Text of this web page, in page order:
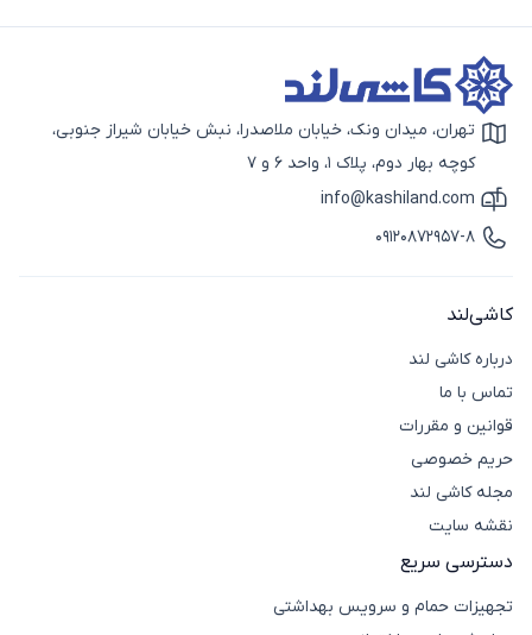
حلال و پاک کننده مواد روغنی و گریس
می‌شود. برخی الکل‌ها (ایزوپروپیل) در پاک کردن چربی‌های
است نیاز به حلال‌های تخصصی (استون یا متیل اتیل کتون)
باشد. الکل تنها حلال چربی نیست و ایزوپروپیل الکل و
گلیسیرین و پروپیلن گلیکول نیز حلال روغن صنعتی
هستند. برخی از ترکیبات استون، متیل اتیل کتون، تولوئن و
تری کلرواتیلن نیز حلال‌های بسیار قوی روغن و گریس
تجهیزات صنعتی و ماشین آلات استفاده می‌شوند. انتخاب
مواد پاک کننده و چربی‌زدا براساس سه ویژگی، عوارض کم برای
اپراتور و محیط زیست و از بین بردن انواع چربی‌ها به وسیله‌ی
جداسازی سریع پیوندهای روغن باشد.
نحوه‌ی استفاده از پاک کننده مواد روغنی و
گریس
آیکون نقشه
تهران، میدان ونک، خیابان ملاصدرا، نبش خیابان شیراز جنوبی،
کوچه بهار دوم، پلاک 1، واحد 6 و 7
آیکون ایمیل
info@kashiland.com
آیکون تماس
09120872957-8
کاشی‌لند
درباره کاشی لند
تماس با ما
قوانین و مقررات
حریم خصوصی
مجله کاشی لند
نقشه سایت
دسترسی سریع
تجهیزات حمام و سرویس بهداشتی